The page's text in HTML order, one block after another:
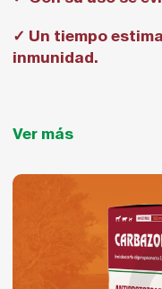
✓ Un tiempo
inmunidad.
Ver más